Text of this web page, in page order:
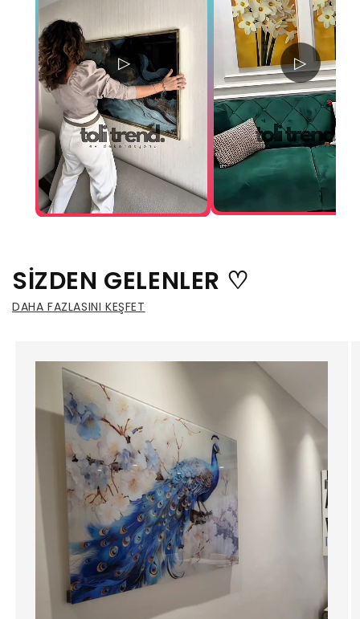
▷ ▷
SİZDEN GELENLER ♡
DAHA FAZLASINI KEŞFET